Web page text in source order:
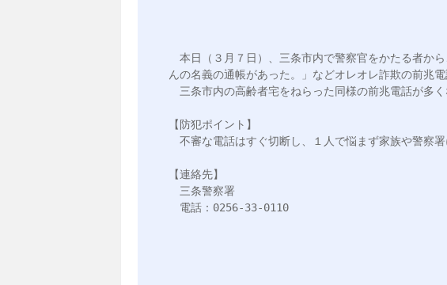
本日（３月７日）、三条市内で警察官をかたる者か
んの名義の通帳があった。」などオレオレ詐欺の前兆
三条市内の高齢者宅をねらった同様の前兆電話が多く
【防犯ポイント】
不審な電話はすぐ切断し、１人で悩まず家族や警察署
【連絡先】
三条警察署
電話：0256-33-0110